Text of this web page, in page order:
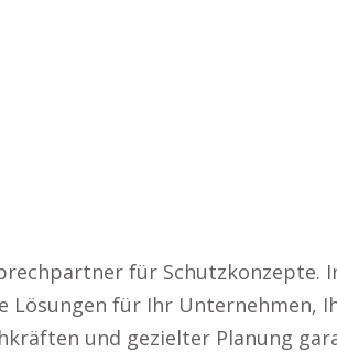
für Schutzkonzepte.
für Ihr Unternehmen,
und gezielter Planung